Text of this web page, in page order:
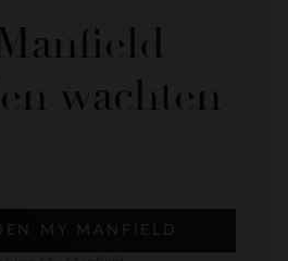
wachten
MY MANFIELD